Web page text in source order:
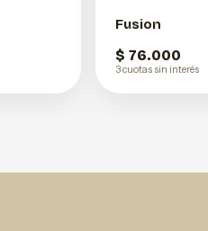
Fusion
$ 76.000
3 cuotas sin interés